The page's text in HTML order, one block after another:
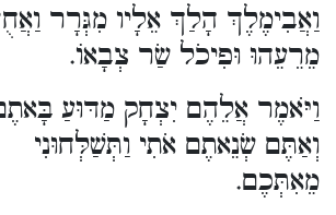
וַאֲבִימֶלֶךְ הָלַךְ אֵלָיו מִגְּרָר
מֵרֵעֵהוּ וּפִיכֹל שַׂר צְבָאוֹ.
וַיֹּאמֶר אֲלֵהֶם יִצְחָק מַדּוּעַ
וְאַתֶּם שְׂנֵאתֶם אֹתִי וַתְּשַׁלְּחוּנִי
מֵאִתְּכֶם.